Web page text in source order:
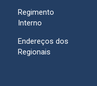
Regimento
Interno
Endereços dos
Regionais